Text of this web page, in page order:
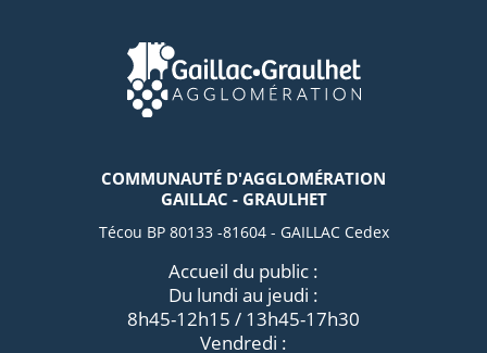
COMMUNAUTÉ D'AGGLOMÉRATION
GAILLAC - GRAULHET
Técou BP 80133 -81604 - GAILLAC Cedex
Accueil du public :
Du lundi au jeudi :
8h45-12h15 / 13h45-17h30
Vendredi :